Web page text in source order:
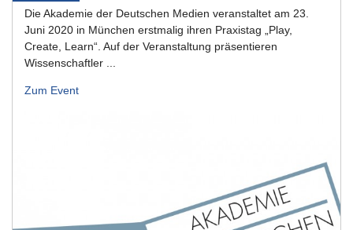
Die Akademie der Deutschen Medien veranstaltet am 23.
Juni 2020 in München erstmalig ihren Praxistag „Play,
Create, Learn“. Auf der Veranstaltung präsentieren
Wissenschaftler ...
Zum Event